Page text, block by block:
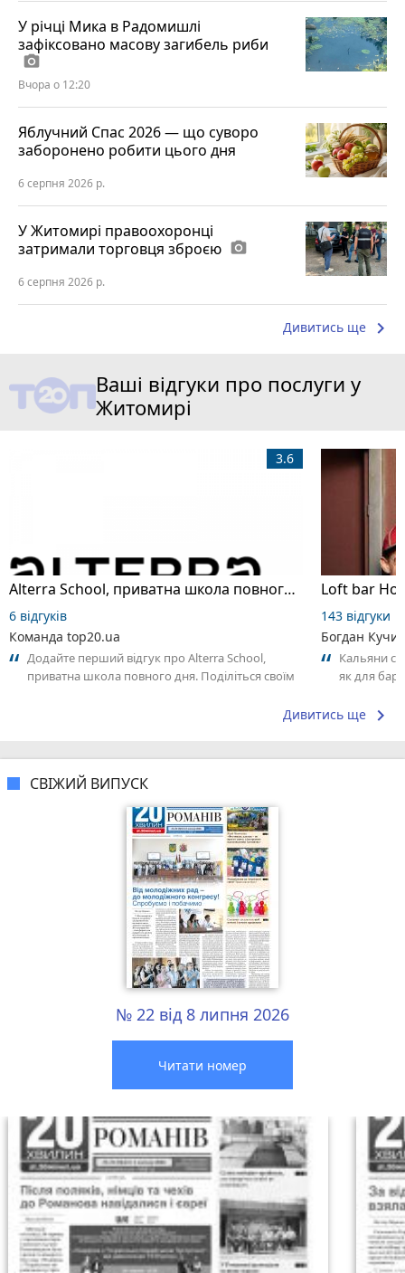
У річці Мика в Радомишлі
зафіксовано масову загибель риби
photo_camera
Вчора о 12:20
Яблучний Спас 2026 — що суворо
заборонено робити цього дня
6 серпня 2026 р.
У Житомирі правоохоронці
затримали торговця зброєю photo_camera
6 серпня 2026 р.
Дивитись ще keyboard_arrow_right
Ваші відгуки про послуги у
Житомирі
Alterra School, приватна школа повного дня
3.6
6 відгуків
Команда top20.ua
Додайте перший відгук про Alterra School,
приватна школа повного дня. Поділіться своїм
Loft bar
143 відгуки
Богдан
Кальяни
як для
Дивитись ще keyboard_arrow_right
СВІЖИЙ ВИПУСК
№ 22 від 8 липня 2026
Читати номер